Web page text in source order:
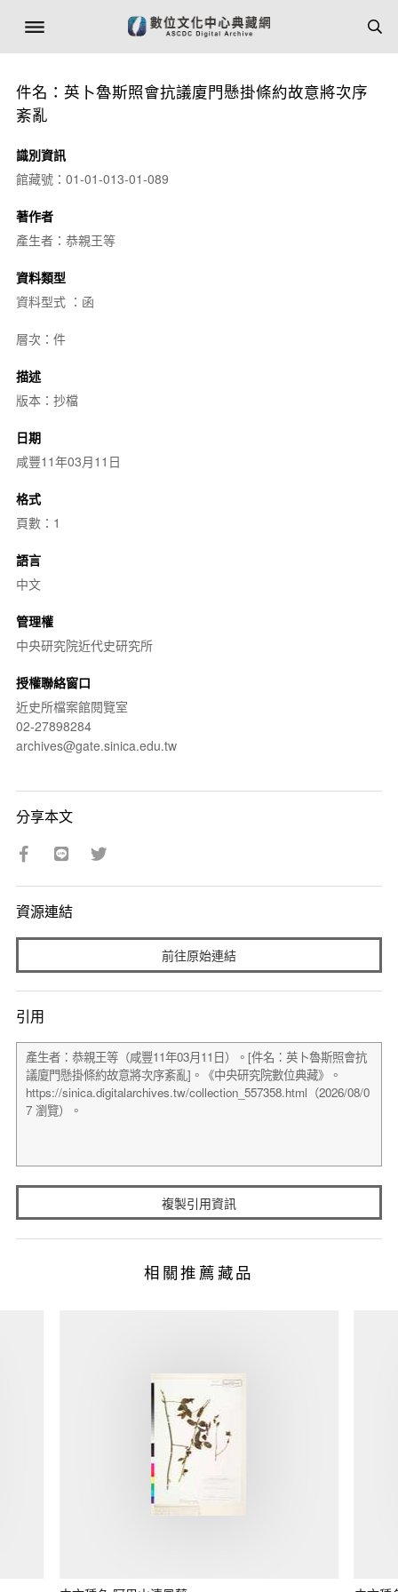
件名：英卜魯斯照會抗議廈門懸掛條約故意將次序
紊亂
識別資訊
館藏號：01-01-013-01-089
著作者
產生者：恭親王等
資料類型
資料型式 ：函
層次：件
描述
版本：抄檔
日期
咸豐11年03月11日
格式
頁數：1
語言
中文
管理權
中央研究院近代史研究所
授權聯絡窗口
近史所檔案館閱覽室
02-27898284
archives@gate.sinica.edu.tw
分享本文
資源連結
前往原始連結
引用
複製引用資訊
相關推薦藏品